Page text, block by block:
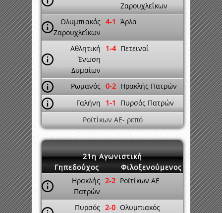
Ζαρουχλεΐκων
Ολυμπιακός
Ζαρουχλεΐκων
4-1 Άρλα
Αθλητική
Ένωση
Δυμαίων
1-4 Πετεινοί
Ρωμανός 0-2 Ηρακλής Πατρών
Γαλήνη
1-1
Πυρσός Πατρών
Ροϊτίκων ΑΕ- ρεπό
21η Αγωνιστική
Γηπεδούχος
Φιλοξενούμενος
Ηρακλής
Πατρών
2-2 Ροϊτίκων ΑΕ
Πυρσός 2-0 Ολυμπιακός